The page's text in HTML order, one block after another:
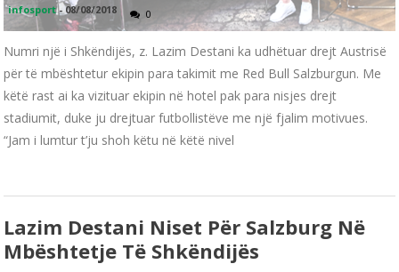
infosport -08/08/2018 0
Numri një i Shkëndijës, z. Lazim Destani ka udhëtuar drejt Austrisë
për të mbështetur ekipin para takimit me Red Bull Salzburgun. Me
këtë rast ai ka vizituar ekipin në hotel pak para nisjes drejt
stadiumit, duke ju drejtuar futbollistëve me një fjalim motivues.
“Jam i lumtur t’ju shoh këtu në këtë nivel
Lazim Destani Niset Për Salzburg Në
Mbështetje Të Shkëndijës